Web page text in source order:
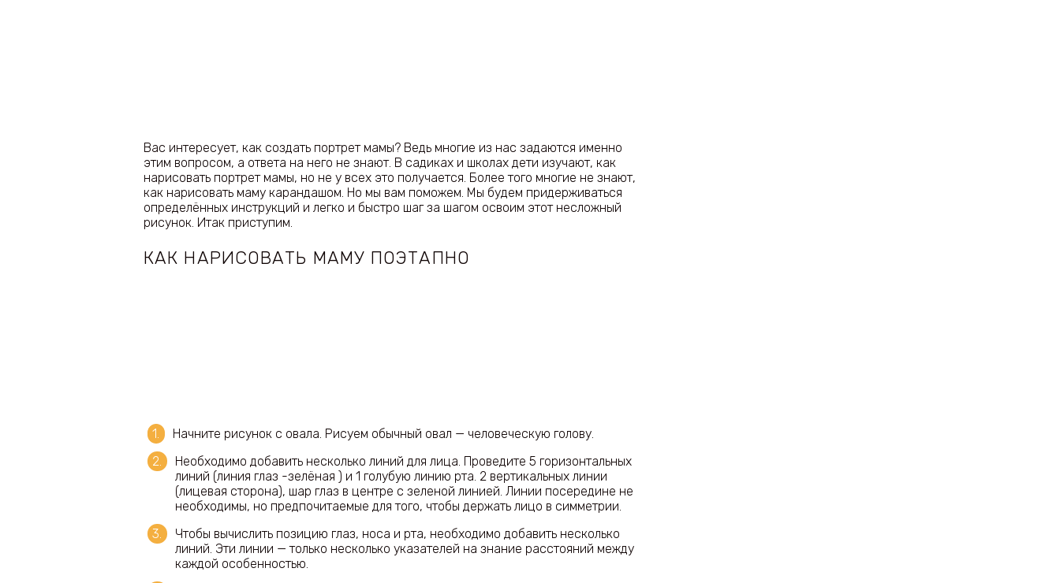
Вас интересует, как cоздать портрет мамы? Ведь многие из нас задаются именно
этим вопросом, а ответа на него не знают. В садиках и школах дети изучают, как
нарисовать портрет мамы, но не у всех это получается. Более того многие не знают,
как нарисовать маму карандашом. Но мы вам поможем. Мы будем придерживаться
определённых инструкций и легко и быстро шаг за шагом освоим этот несложный
рисунок. Итак приступим.
КАК НАРИСОВАТЬ МАМУ ПОЭТАПНО
Начните рисунок с овала. Рисуем обычный овал — человеческую голову.
Необходимо добавить несколько линий для лица. Проведите 5 горизонтальных
линий (линия глаз -зелёная ) и 1 голубую линию рта. 2 вертикальных линии
(лицевая сторона), шар глаз в центре с зеленой линией. Линии посередине не
необходимы, но предпочитаемые для того, чтобы держать лицо в симметрии.
Чтобы вычислить позицию глаз, носа и рта, необходимо добавить несколько
линий. Эти линии — только несколько указателей на знание расстояний между
каждой особенностью.